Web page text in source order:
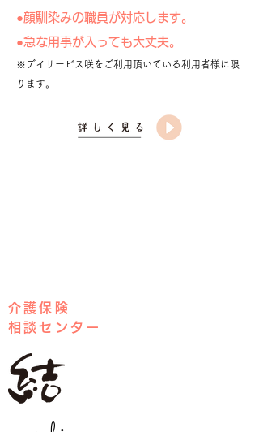
●顔馴染みの職員が対応します。
●急な用事が入っても大丈夫。
※デイサービス咲をご利用頂いている利用者様に限
ります。
介護保険
相談センター